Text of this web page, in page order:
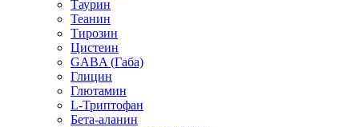
Таурин
Теанин
Тирозин
Цистеин
GABA (Габа)
Глицин
Глютамин
L-Триптофан
Бета-аланин